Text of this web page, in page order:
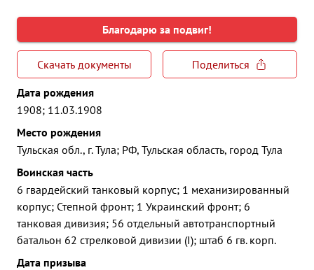
Благодарю за подвиг!
Скачать документы
Поделиться
Дата рождения
1908; 11.03.1908
Место рождения
Тульская обл., г. Тула; РФ, Тульская область, город Тула
Воинская часть
6 гвардейский танковый корпус; 1 механизированный
корпус; Степной фронт; 1 Украинский фронт; 6
танковая дивизия; 56 отдельный автотранспортный
батальон 62 стрелковой дивизии (I); штаб 6 гв. корп.
Дата призыва